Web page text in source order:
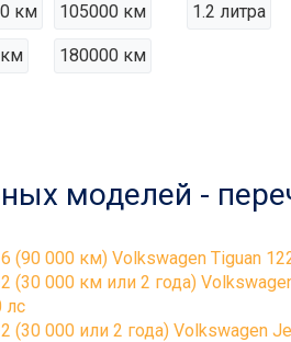
км 105000 км
180000 км
1.2 литра
моделей -
(90 000 км) Volkswagen Tiguan
(30 000 км или 2 года)
лс
(30 000 или 2 года) Volkswagen